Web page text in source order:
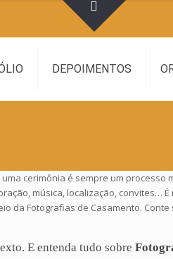
DEPOIMENTOS
cerimônia é sempre um processo
música, localização, convites…
da Fotografias de Casamento. Conte
E entenda tudo sobre